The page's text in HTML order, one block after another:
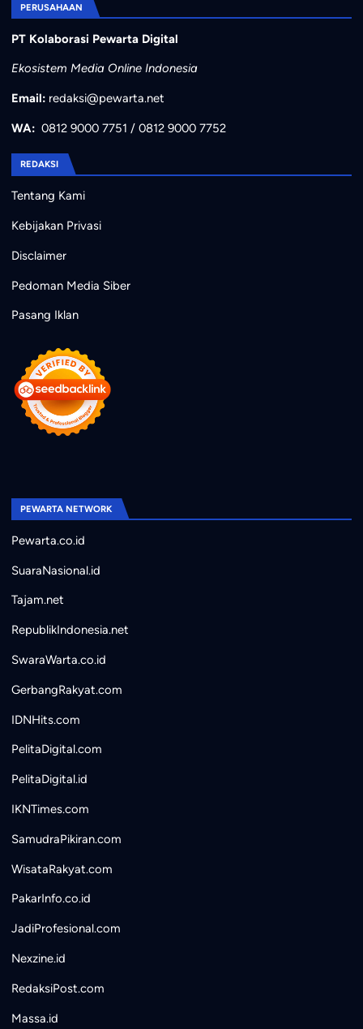
PERUSAHAAN
PT Kolaborasi Pewarta Digital
Ekosistem Media Online Indonesia
Email: redaksi@pewarta.net
WA: 0812 9000 7751 / 0812 9000 7752
REDAKSI
Tentang Kami
Kebijakan Privasi
Disclaimer
Pedoman Media Siber
Pasang Iklan
PEWARTA NETWORK
Pewarta.co.id
SuaraNasional.id
Tajam.net
RepublikIndonesia.net
SwaraWarta.co.id
GerbangRakyat.com
IDNHits.com
PelitaDigital.com
PelitaDigital.id
IKNTimes.com
SamudraPikiran.com
WisataRakyat.com
PakarInfo.co.id
JadiProfesional.com
Nexzine.id
RedaksiPost.com
Massa.id